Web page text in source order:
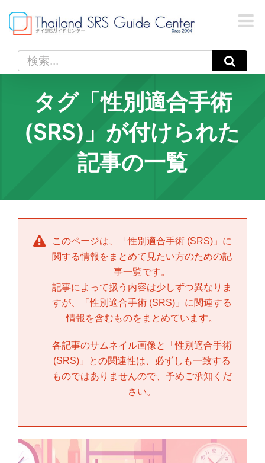
content
索
タグ「性別適合手術
(SRS)」が付けられた
記事の一覧
このページは、「性別適合手術 (SRS)」に
関する情報をまとめて見たい方のための記
事一覧です。
記事によって扱う内容は少しずつ異なりま
すが、「性別適合手術 (SRS)」に関連する
情報を含むものをまとめています。
各記事のサムネイル画像と「性別適合手術
(SRS)」との関連性は、必ずしも一致する
ものではありませんので、予めご承知くだ
さい。